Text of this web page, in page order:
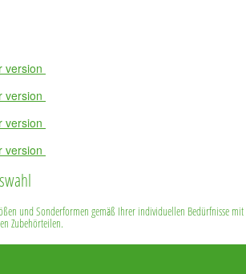
version
version
version
version
und Sonderformen gemäß Ihrer individuellen Bedürfnisse mit
Zubehörteilen.